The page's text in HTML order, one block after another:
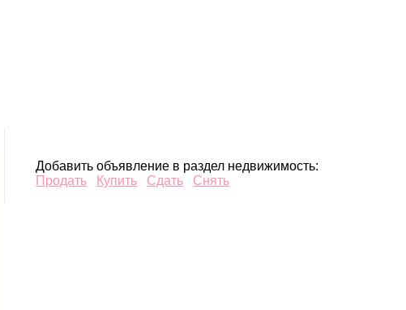
Добавить объявление в раздел недвижимость:
Продать
Купить Сдать Снять